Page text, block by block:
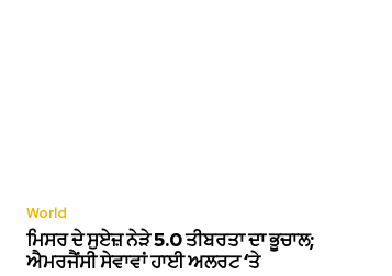
World
ਮਿਸਰ ਦੇ ਸੁਏਜ਼ ਨੇੜੇ 5.0 ਤੀਬਰਤਾ ਦਾ ਭੂਚਾਲ;
ਐਮਰਜੈਂਸੀ ਸੇਵਾਵਾਂ ਹਾਈ ਅਲਰਟ ‘ਤੇ